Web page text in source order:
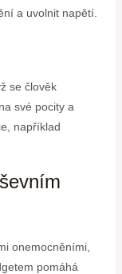
a uvolnit napětí.
se člověk
své pocity a
například
onemocněními,
pomáhá